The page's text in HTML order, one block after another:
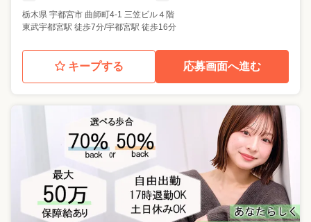
栃木県 宇都宮市 曲師町4-1 三笠ビル４階
東武宇都宮駅 徒歩7分/宇都宮駅 徒歩16分
キープする 応募画面へ進む